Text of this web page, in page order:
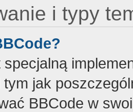
i typy
specjalną
jak
BBCode w